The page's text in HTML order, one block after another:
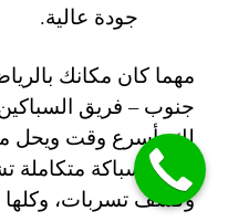
جودة عالية.
مهما كان مكانك
جنوب – فريق
لك بأسرع وقت ويحل
خدمة سباكة متكاملة
وكشف تسربات، وكلها